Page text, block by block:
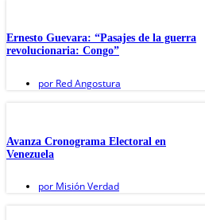
Ernesto Guevara: “Pasajes de la guerra
revolucionaria: Congo”
por Red Angostura
Avanza Cronograma Electoral en
Venezuela
por Misión Verdad